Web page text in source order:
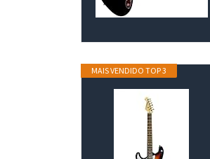
MAIS VENDIDO TOP 3